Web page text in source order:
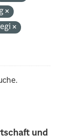
und